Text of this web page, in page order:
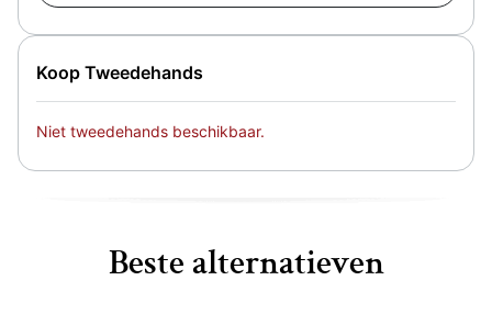
Koop Tweedehands
Niet tweedehands beschikbaar.
Beste alternatieven